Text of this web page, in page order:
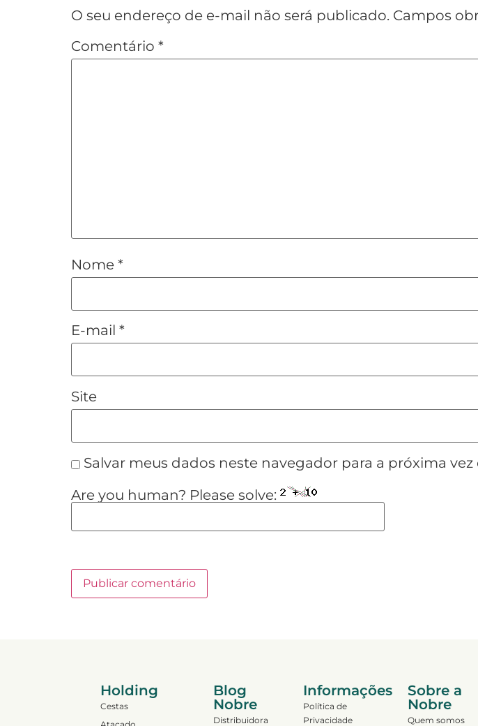
O seu endereço de e-mail não será publicado. Campos
Comentário *
Nome *
E-mail *
Site
Salvar meus dados neste navegador para a próxima
Are you human? Please solve:
Holding
Cestas
Blog
Nobre
Distribuidora
Informações
Política de
Privacidade
Sobre a
Nobre
Quem somos